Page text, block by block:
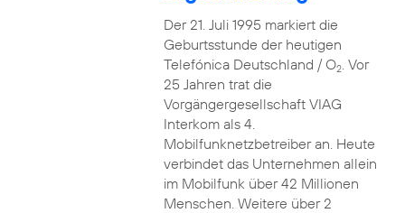
Der 21. Juli 1995 markiert die
Geburtsstunde der heutigen
Telefónica Deutschland / O2. Vor
25 Jahren trat die
Vorgängergesellschaft VIAG
Interkom als 4.
Mobilfunknetzbetreiber an. Heute
verbindet das Unternehmen allein
im Mobilfunk über 42 Millionen
Menschen. Weitere über 2